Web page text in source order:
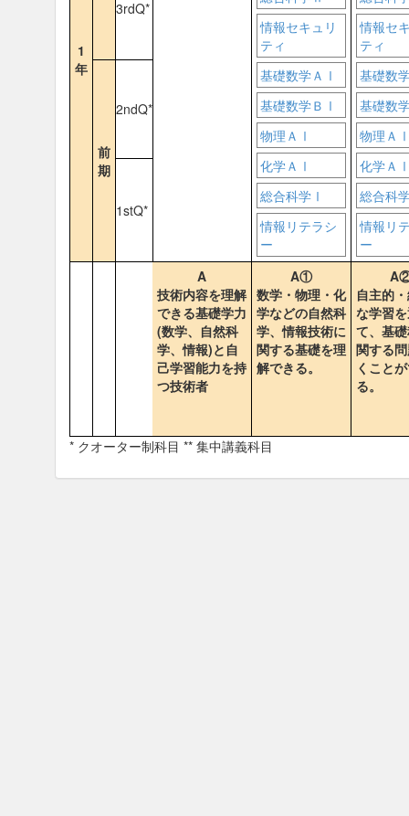
1
年
情報セキュリ
ティ
基礎数学ＡⅠ
基礎数学ＢⅠ
物理ＡⅠ
化学ＡⅠ
総合科学Ⅰ
情報リテラシ
ー
情報セ
ティ
基礎数
基礎数
物理Ａ
化学Ａ
総合科
情報リ
ー
3rdQ*
前
期
2ndQ*
1stQ*
A
技術内容を理解
できる基礎学力
(数学、自然科
学、情報)と自
己学習能力を持
つ技術者
A①
数学・物理・化
学などの自然科
学、情報技術に
関する基礎を理
解できる。
自主的
な学習
て、基
関する
くこと
る。
* クオーター制科目 ** 集中講義科目